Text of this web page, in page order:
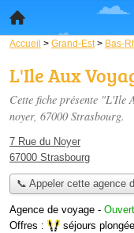
Accueil > Grand-Est > Bas-
L'Ile Aux
Cette fiche présente "L'Ile
noyer, 67000 Strasbourg.
7 Rue du Noyer
67000 Strasbourg
📞 Appeler cette agence
Agence de voyage -
Offres :
séjours plongée